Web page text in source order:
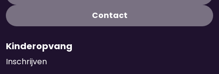
Contact
Kinderopvang
Inschrijven